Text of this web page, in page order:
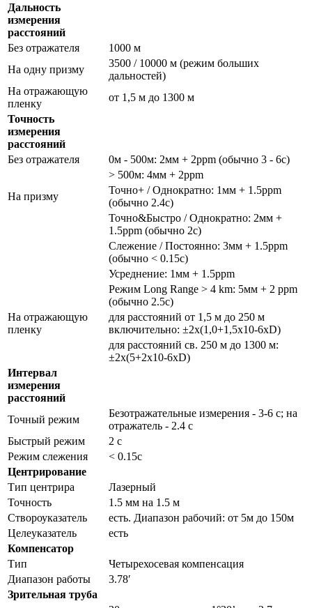
Дальность
измерения
расстояний
Без отражателя
1000 м
На одну призму
3500 / 10000 м (режим больших
дальностей)
На отражающую
пленку
от 1,5 м до 1300 м
Точность
измерения
расстояний
Без отражателя
0м - 500м: 2мм + 2ppm (обычно 3 - 6с)
> 500м: 4мм + 2ppm
На призму
Точно+ / Однократно: 1мм + 1.5ppm
(обычно 2.4с)
Точно&Быстро / Однократно: 2мм +
1.5ppm (обычно 2с)
Слежение / Постоянно: 3мм + 1.5ppm
(обычно < 0.15с)
Усреднение: 1мм + 1.5ppm
Режим Long Range > 4 km: 5мм + 2 ppm
(обычно 2.5с)
На отражающую
пленку
для расстояний от 1,5 м до 250 м
включительно: ±2x(1,0+1,5x10-6xD)
для расстояний св. 250 м до 1300 м:
±2x(5+2x10-6xD)
Интервал
измерения
расстояний
Точный режим
Безотражательные измерения - 3-6 с; на
отражатель - 2.4 с
Быстрый режим
2 с
Режим слежения
< 0.15с
Центрирование
Тип центрира
Лазерный
Точность
1.5 мм на 1.5 м
Створоуказатель
есть. Диапазон рабочий: от 5м до 150м
Целеуказатель
есть
Компенсатор
Тип
Четырехосевая компенсация
Диапазон работы
3.78′
Зрительная труба